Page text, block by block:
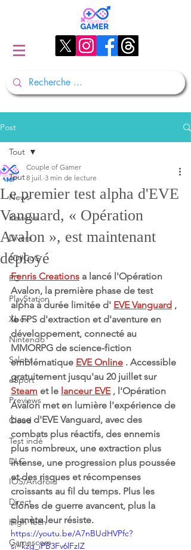
Post
Tout
News
Reviews
Divers
1D#CoG
PC
PlayStation
Xbox
Nintendo
Salons
eSport
Previews
Cloud
Test indé
DLC
IOS/Android
Direct
High Tech
Gamescom
Tout
Le premier test alpha d'EVE
Vanguard, « Opération
Avalon », est maintenant
déployé
Couple of Gamer
8 juil. 3 min de lecture
Fenris Creations a lancé l'Opération
Avalon, la première phase de test
alpha à durée limitée d' EVE Vanguard ,
le FPS d'extraction et d'aventure en
développement, connecté au
MMORPG de science-fiction
emblématique EVE Online . Accessible
gratuitement jusqu'au 20 juillet sur
Steam et le lanceur EVE , l'Opération
Avalon met en lumière l'expérience de
base d'EVE Vanguard, avec des
combats plus réactifs, des ennemis
plus nombreux, une extraction plus
intense, une progression plus poussée
et des risques et récompenses
croissants au fil du temps. Plus les
clones de guerre avancent, plus la
planète leur résiste.
https://youtu.be/A7nBUdHVPfc?
si=kzg_iPB3Fv6lFzIZ